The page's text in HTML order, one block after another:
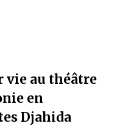
vie au théâtre
en
Djahida